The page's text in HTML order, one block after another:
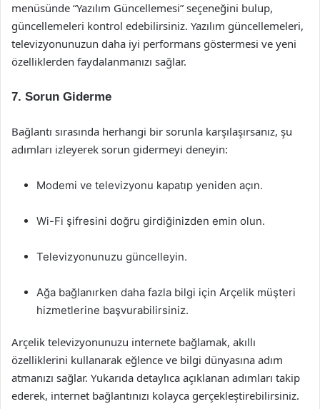
menüsünde “Yazılım Güncellemesi” seçeneğini bulup,
güncellemeleri kontrol edebilirsiniz. Yazılım güncellemeleri,
televizyonunuzun daha iyi performans göstermesi ve yeni
özelliklerden faydalanmanızı sağlar.
7. Sorun Giderme
Bağlantı sırasında herhangi bir sorunla karşılaşırsanız, şu
adımları izleyerek sorun gidermeyi deneyin:
Modemi ve televizyonu kapatıp yeniden açın.
Wi-Fi şifresini doğru girdiğinizden emin olun.
Televizyonunuzu güncelleyin.
Ağa bağlanırken daha fazla bilgi için Arçelik müşteri
hizmetlerine başvurabilirsiniz.
Arçelik televizyonunuzu internete bağlamak, akıllı
özelliklerini kullanarak eğlence ve bilgi dünyasına adım
atmanızı sağlar. Yukarıda detaylıca açıklanan adımları takip
ederek, internet bağlantınızı kolayca gerçekleştirebilirsiniz.